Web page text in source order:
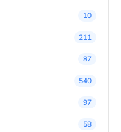
10
211
87
540
97
58